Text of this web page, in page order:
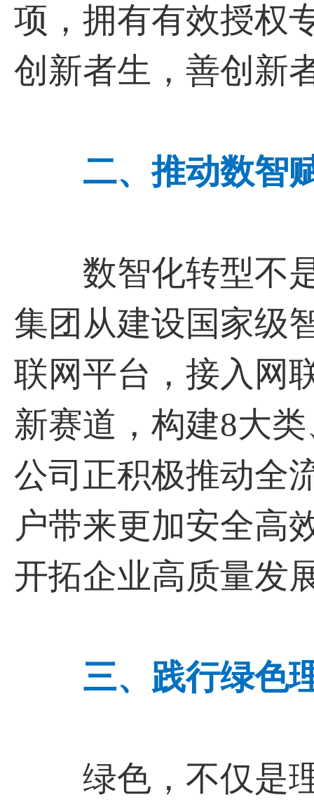
项，拥有有效授权
创新者生，善创新
二、推动数智
数智化转型不是
集团从建设国家级
联网平台，接入网
新赛道，构建8大
公司正积极推动全
户带来更加安全高
开拓企业高质量发
三、践行绿色
绿色，不仅是理